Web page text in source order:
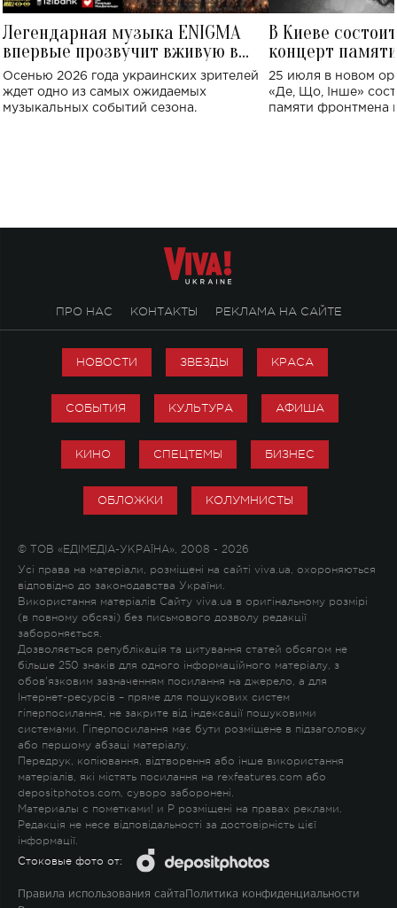
Легендарная музыка ENIGMA
впервые прозвучит вживую в
Украине: где состоится концерт
Осенью 2026 года украинских зрителей
ждет одно из самых ожидаемых
музыкальных событий сезона.
В Киеве
концерт
Клименко:
исполнят песни
25 июля в новом
«Де, Що, Інше»
памяти фронтмена
ПРО НАС КОНТАКТЫ РЕКЛАМА НА САЙТЕ
НОВОСТИ ЗВЕЗДЫ КРАСА
СОБЫТИЯ КУЛЬТУРА АФИША
КИНО СПЕЦТЕМЫ БИЗНЕС
ОБЛОЖКИ КОЛУМНИСТЫ
© ТОВ «ЕДІМЕДІА-УКРАЇНА», 2008 - 2026
Усі права на матеріали, розміщені на сайті viva.ua, охороняються
відповідно до законодавства України.
Використання матеріалів Сайту viva.ua в оригінальному розмірі
(в повному обсязі) без письмового дозволу редакції
забороняється.
Дозволяється републікація та цитування статей обсягом не
більше 250 знаків для одного інформаційного матеріалу, з
обов'язковим зазначенням посилання на джерело, а для
Інтернет-ресурсів – пряме для пошукових систем
гіперпосилання, не закрите від індексації пошуковими
системами. Гіперпосилання має бути розміщене в підзаголовку
або першому абзаці матеріалу.
Передрук, копіювання, відтворення або інше використання
матеріалів, які містять посилання на rexfeatures.com або
depositphotos.com, суворо заборонені.
Материалы с пометками! и P розміщені на правах реклами.
Редакція не несе відповідальності за достовірність цієї
інформації.
Стоковые фото от:
Правила использования сайта Политика конфиденциальности